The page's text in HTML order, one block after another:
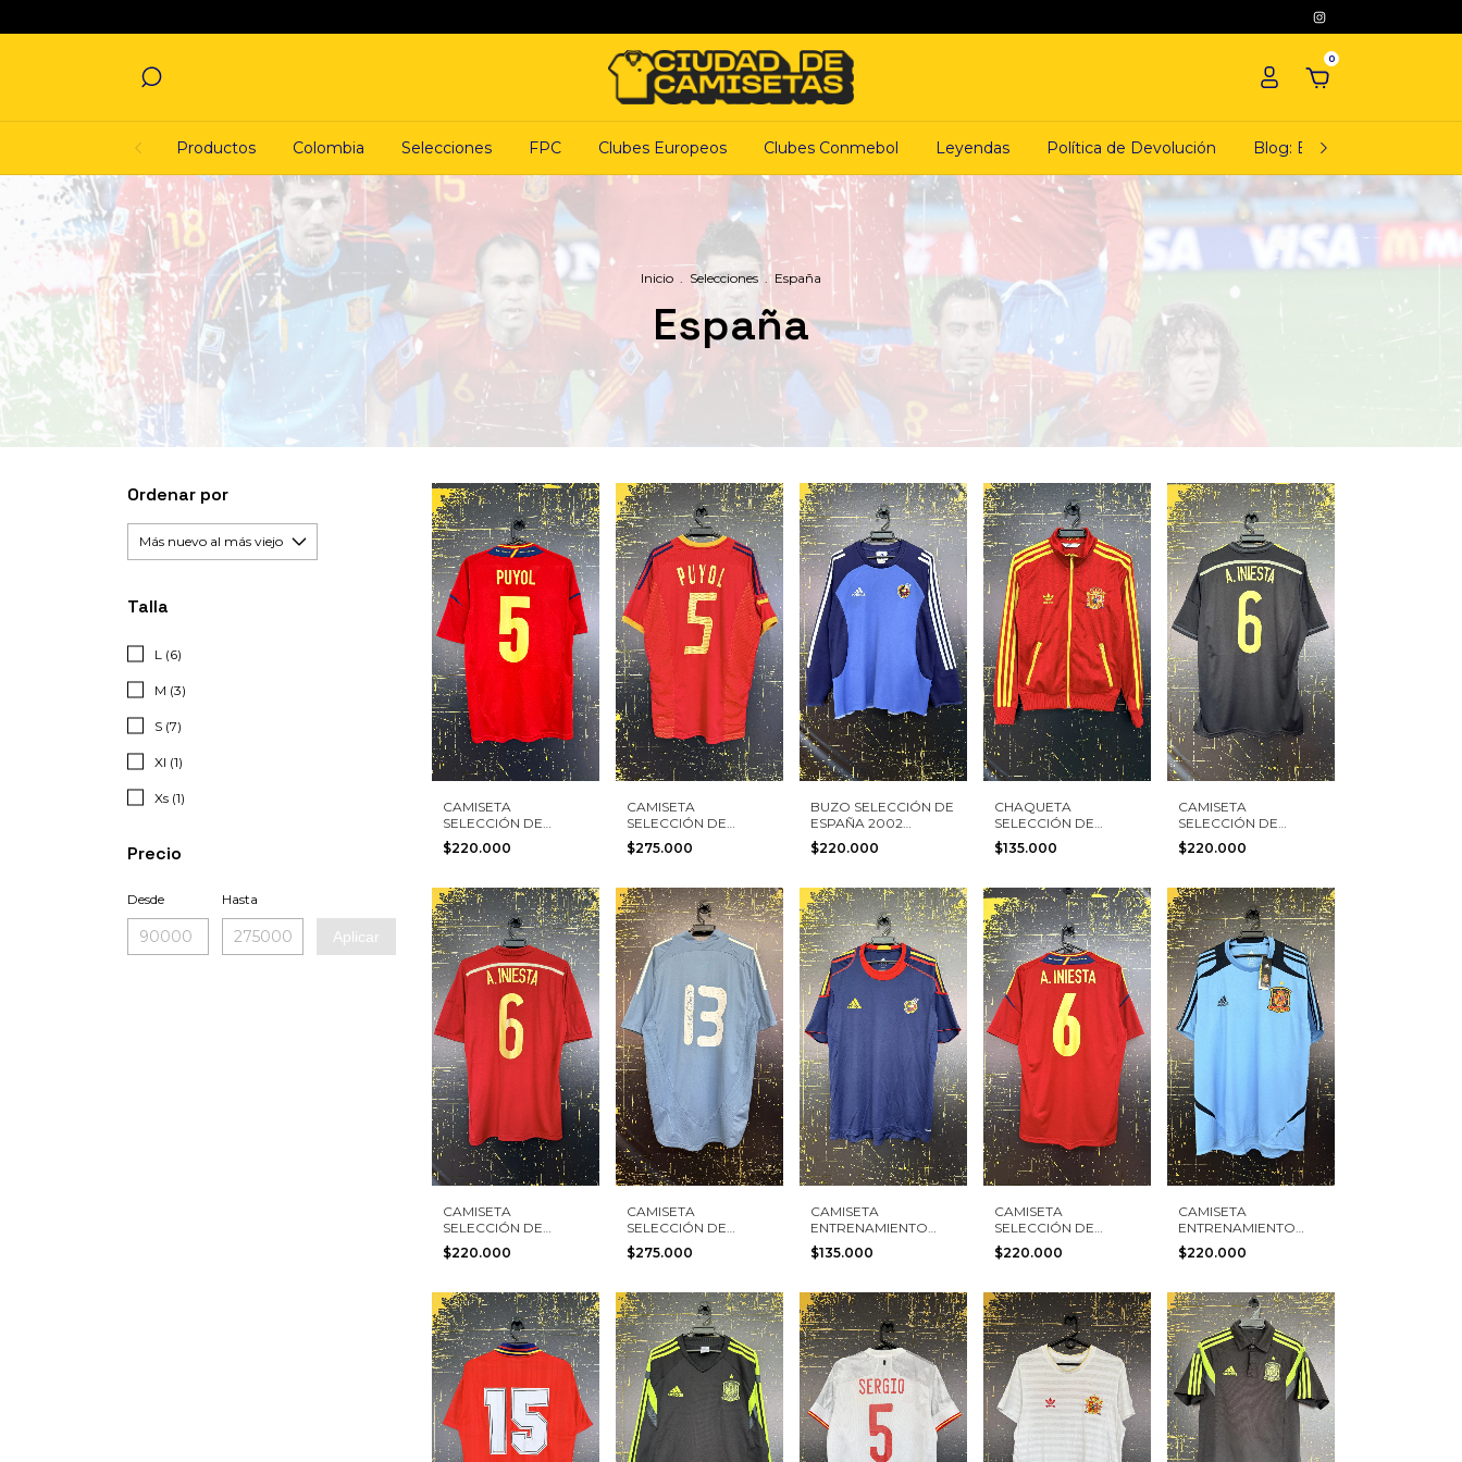
0
Productos Colombia Selecciones FPC Clubes Europeos Clubes Conmebol Leyendas Política de Devolución Blog: El ciudadano
Inicio . Selecciones . España
España
Ordenar por
Talla
L (6)
M (3)
S (7)
Xl (1)
Xs (1)
Precio
Desde Hasta
Aplicar
CAMISETA
SELECCIÓN DE
ESPAÑA 2012 #5
PUYOL ADIDAS
$220.000
CAMISETA
SELECCIÓN DE
ESPAÑA 2002 #5
PUYOL ADIDAS
$275.000
BUZO SELECCIÓN DE
ESPAÑA 2002
ADIDAS TALLA M
$220.000
CHAQUETA
SELECCIÓN DE
ESPAÑA RETRO
ADIDAS TALLA S
$135.000
CAMISETA
SELECCIÓN DE
ESPAÑA 2014 #6 A.
INIESTA ADIDAS
$220.000
CAMISETA
SELECCIÓN DE
ESPAÑA 2014 #6 A.
INIESTA ADIDAS
$220.000
CAMISETA
SELECCIÓN DE
ESPAÑA 2008 #13
ADIDAS TALLA L
$275.000
CAMISETA
ENTRENAMIENTO
SELECCIÓN DE
ESPAÑA 2010 ADIDAS
$135.000
CAMISETA
SELECCIÓN DE
ESPAÑA 2012 #6 A.
INIESTA ADIDAS
$220.000
CAMISETA
ENTRENAMIENTO
SELECCIÓN DE
ESPAÑA 2012 ADIDAS
$220.000